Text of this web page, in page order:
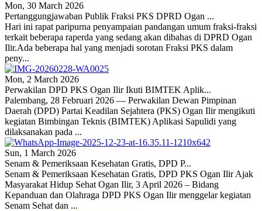
Mon, 30 March 2026
Pertanggungjawaban Publik Fraksi PKS DPRD Ogan ...
Hari ini rapat paripurna penyampaian pandangan umum fraksi-fraksi
terkait beberapa raperda yang sedang akan dibahas di DPRD Ogan
Ilir.Ada beberapa hal yang menjadi sorotan Fraksi PKS dalam
peny...
Mon, 2 March 2026
Perwakilan DPD PKS Ogan Ilir Ikuti BIMTEK Aplik...
Palembang, 28 Februari 2026 — Perwakilan Dewan Pimpinan
Daerah (DPD) Partai Keadilan Sejahtera (PKS) Ogan Ilir mengikuti
kegiatan Bimbingan Teknis (BIMTEK) Aplikasi Sapulidi yang
dilaksanakan pada ...
Sun, 1 March 2026
Senam & Pemeriksaan Kesehatan Gratis, DPD P...
Senam & Pemeriksaan Kesehatan Gratis, DPD PKS Ogan Ilir Ajak
Masyarakat Hidup Sehat Ogan Ilir, 3 April 2026 – Bidang
Kepanduan dan Olahraga DPD PKS Ogan Ilir menggelar kegiatan
Senam Sehat dan ...